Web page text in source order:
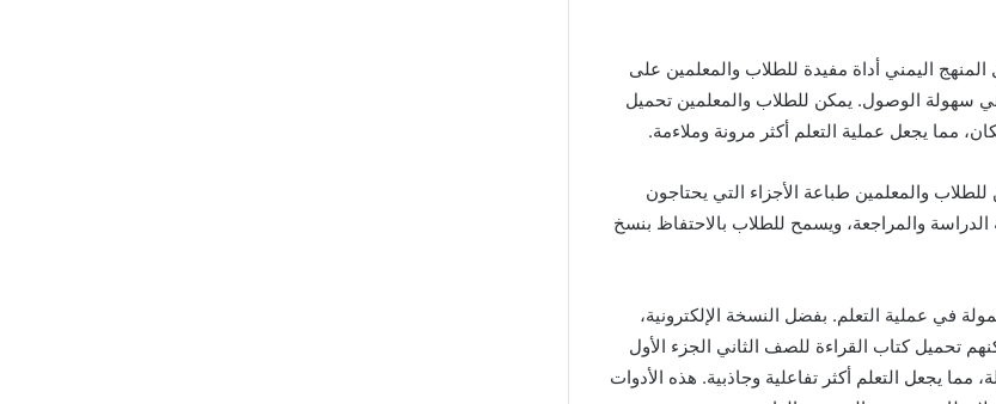
المنهج اليمني أداة مفيدة للطلاب والمعلمين على
هي سهولة الوصول. يمكن للطلاب والمعلمين تحميل
مما يجعل عملية التعلم أكثر مرونة وملاءمة.
للطلاب والمعلمين طباعة الأجزاء التي يحتاجون
والمراجعة، ويسمح للطلاب بالاحتفاظ بنسخ
في عملية التعلم. بفضل النسخة الإلكترونية،
تحميل كتاب القراءة للصف الثاني الجزء الأول
مما يجعل التعلم أكثر تفاعلية وجاذبية. هذه الأدوات